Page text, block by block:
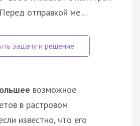
отправкой ме…
возможное
в растровом
известно, что его